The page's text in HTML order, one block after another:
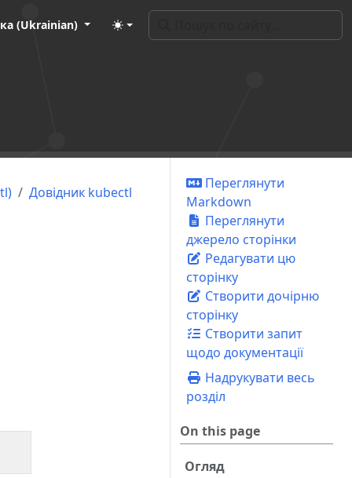
(Ukrainian)
Переглянути
Markdown
Переглянути
джерело сторінки
Редагувати цю
сторінку
Створити дочірню
сторінку
Створити запит
щодо документації
Надрукувати весь
розділ
On this page
Огляд
Довідник kubectl